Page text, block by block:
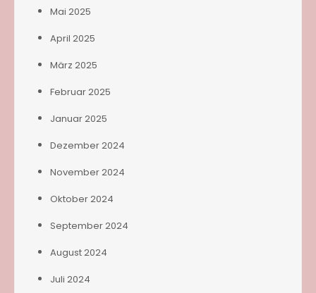
Mai 2025
April 2025
März 2025
Februar 2025
Januar 2025
Dezember 2024
November 2024
Oktober 2024
September 2024
August 2024
Juli 2024